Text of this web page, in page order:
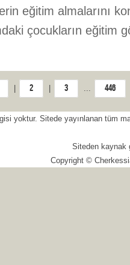
eğitim almalarını
çocukların eğitim
2 3 ... 446
yoktur. Sitede yayınlanan tüm
Siteden kaynak
Copyright ©